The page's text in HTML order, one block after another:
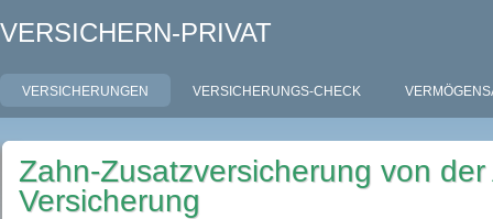
VERSICHERN-PRIVAT
VERSICHERUNGEN VERSICHERUNGS-CHECK
Zahn-Zusatzversicherung von der
Versicherung